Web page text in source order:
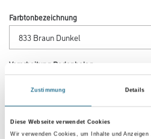
Zustimmung Details
Diese Webseite verwendet Cookies
Wir verwenden Cookies, um Inhalte und
Farbtonbezeichnung
Verarbeitung Bodenbelag
Breite in centimeter